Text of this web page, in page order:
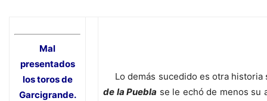
Mal
presentados
los toros de
Garcigrande.
Lo demás sucedido es otra historia
de la Puebla se le echó de menos su